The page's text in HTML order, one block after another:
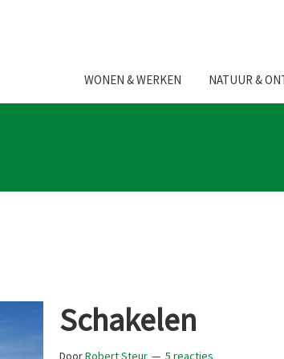
WONEN & WERKEN NATUUR &
Schakelen
DoorRobert Steur
5 reacties